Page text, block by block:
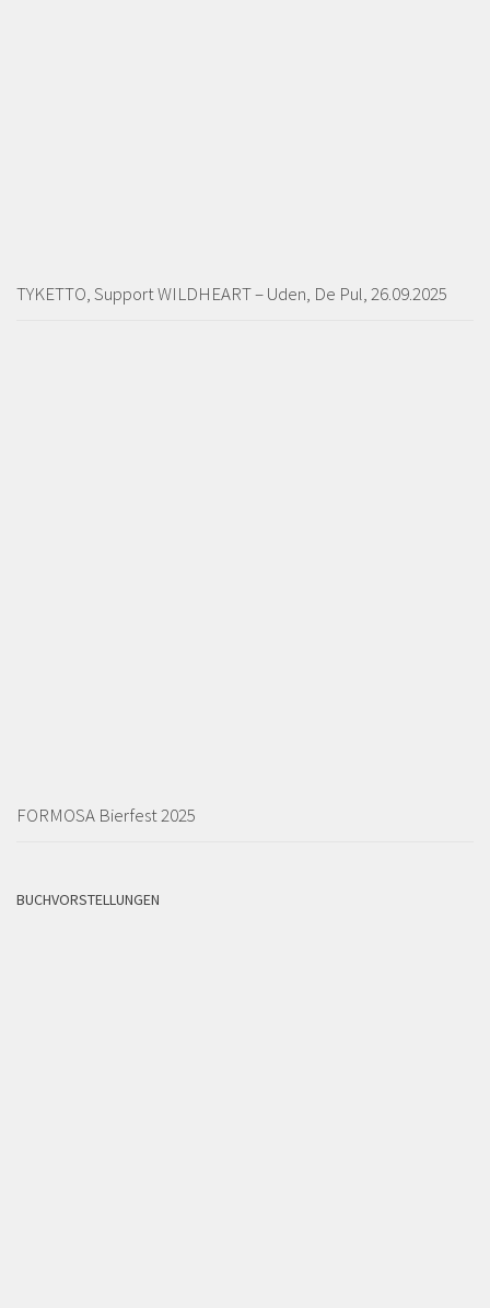
TYKETTO, Support WILDHEART – Uden, De Pul, 26.09.2025
FORMOSA Bierfest 2025
BUCHVORSTELLUNGEN